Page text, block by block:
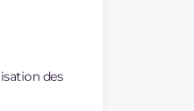
des